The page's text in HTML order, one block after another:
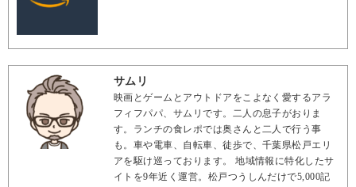
サムリ
映画とゲームとアウトドアをこよなく愛するアラ
フィフパパ、サムリです。二人の息子がおりま
す。ランチの食レポでは奥さんと二人で行う事
も。車や電車、自転車、徒歩で、千葉県松戸エリ
アを駆け巡っております。 地域情報に特化したサ
イトを9年近く運営。松戸つうしんだけで5,000記